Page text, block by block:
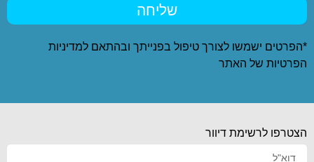
שליחה
*הפרטים ישמשו לצורך טיפול בפנייתך ובהתאם למדיניות
הפרטיות של האתר
הצטרפו לרשימת דיוור